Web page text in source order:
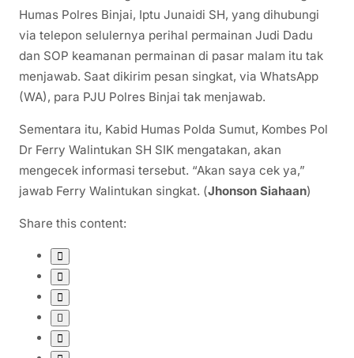
Humas Polres Binjai, Iptu Junaidi SH, yang dihubungi
via telepon selulernya perihal permainan Judi Dadu
dan SOP keamanan permainan di pasar malam itu tak
menjawab. Saat dikirim pesan singkat, via WhatsApp
(WA), para PJU Polres Binjai tak menjawab.
Sementara itu, Kabid Humas Polda Sumut, Kombes Pol
Dr Ferry Walintukan SH SIK mengatakan, akan
mengecek informasi tersebut. “Akan saya cek ya,”
jawab Ferry Walintukan singkat. (Jhonson Siahaan)
Share this content: